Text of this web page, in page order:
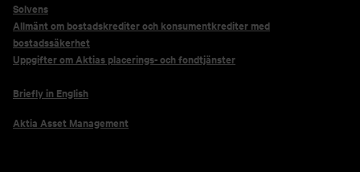
Solvens
Allmänt om bostadskrediter och konsumentkrediter med
bostadssäkerhet
Uppgifter om Aktias placerings- och fondtjänster
Briefly in English
Aktia Asset Management